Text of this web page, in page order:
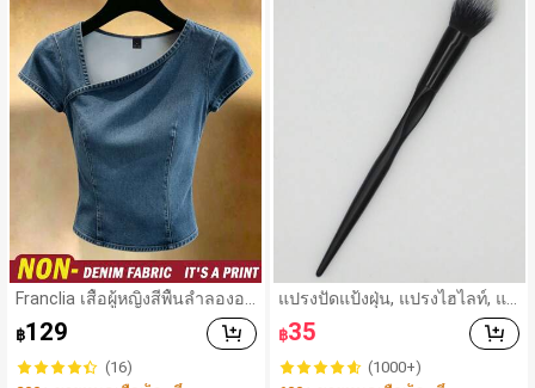
Franclia เสื้อผู้หญิงสีพื้นลำลองอเ
นกประสงค์สำหรับใส่ประจำวัน
฿129
(16)
แปรงปัดแป้งฝุ่น, แปรงไฮไลท์, แป
รงเปลวไฟ, แปรงแต่งหน้าด้ามจับ
รูปทรงพิเศษ, แปรงรองพื้น, แปรง
คอนซีลเลอร์, แปรงปัดแก้ม, แปร
งคอนทัวร์, แปรงปัดแก้ม, แปรงบ
฿35
(1000+)